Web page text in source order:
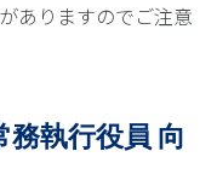
ありますのでご注意
執行役員 向